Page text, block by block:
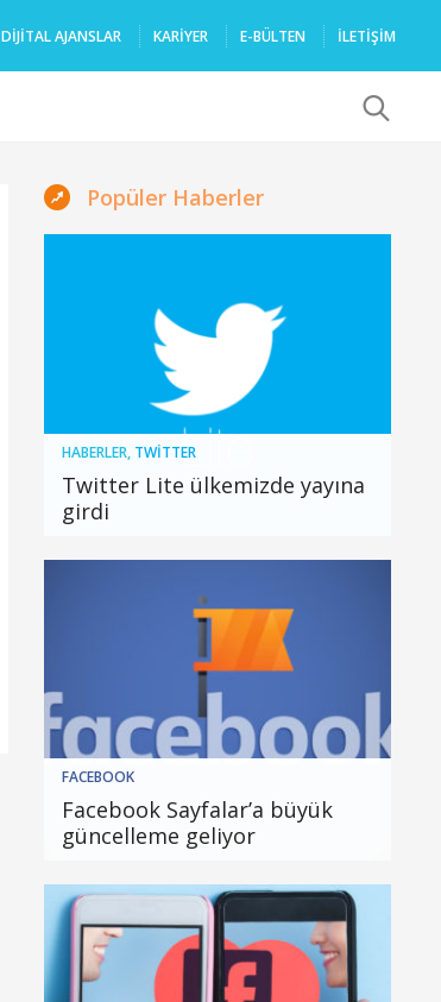
DIJITAL AJANSLAR KARIYER E-BÜLTEN İLETİŞİM
Popüler Haberler
HABERLER, TWITTER
Twitter Lite ülkemizde yayına
girdi
FACEBOOK
Facebook Sayfalar’a büyük
güncelleme geliyor